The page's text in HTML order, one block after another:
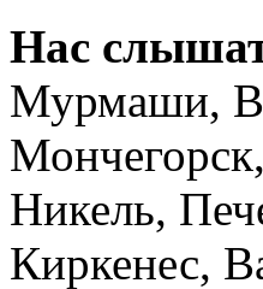
Нас
Мурмаши,
Никель,
Киркенес,